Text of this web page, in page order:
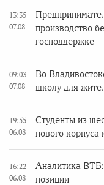
13:35
07.08
производство
господдержке
09:03
07.08
Во
школу для
19:55
06.08
Студенты из
нового
16:22
06.08
Аналитика ВТБ:
позиции